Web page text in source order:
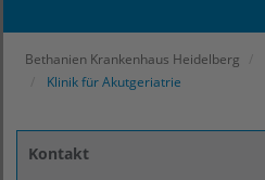
Bethanien Krankenhaus Heidelberg
Klinik für Akutgeriatrie
Kontakt